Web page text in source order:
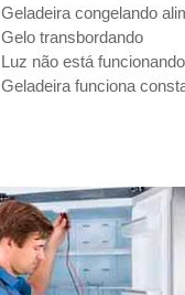
Geladeira congelando
Gelo transbordando
Luz não está funcionando
Geladeira funciona